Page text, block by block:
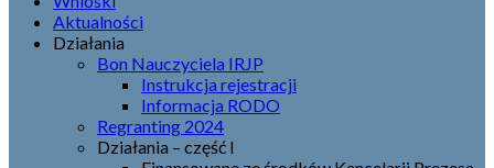
Aktualności
Działania
Bon Nauczyciela IRJP
Instrukcja rejestracji
Informacja RODO
Regranting 2024
Działania – część I